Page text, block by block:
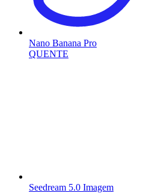
Nano Banana Pro
QUENTE
Seedream 5.0 Imagem